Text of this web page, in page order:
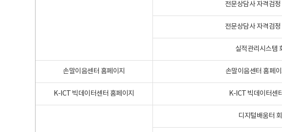
전문상담사 자격검
전문상담사 자격검
실적관리시스템
손말이음센터 홈페이지 손말이음센터 홈페
K-ICT 빅데이터센터 홈페이지 K-ICT 빅데이터센
디지털배움터